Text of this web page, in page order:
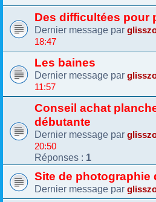
Des difficultées pour
Dernier message par
18:47
Les baines
Dernier message par
11:57
Conseil achat
débutante
Dernier message par
20:50
Réponses : 1
Site de photographie
Dernier message par